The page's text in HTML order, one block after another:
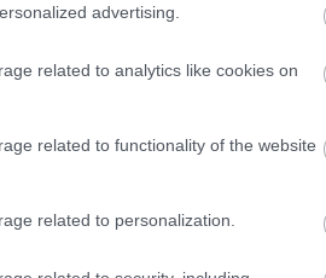
advertising.
related to analytics like cookies on
related to functionality of the website
related to personalization.
ενταχθούν στο σχετικό